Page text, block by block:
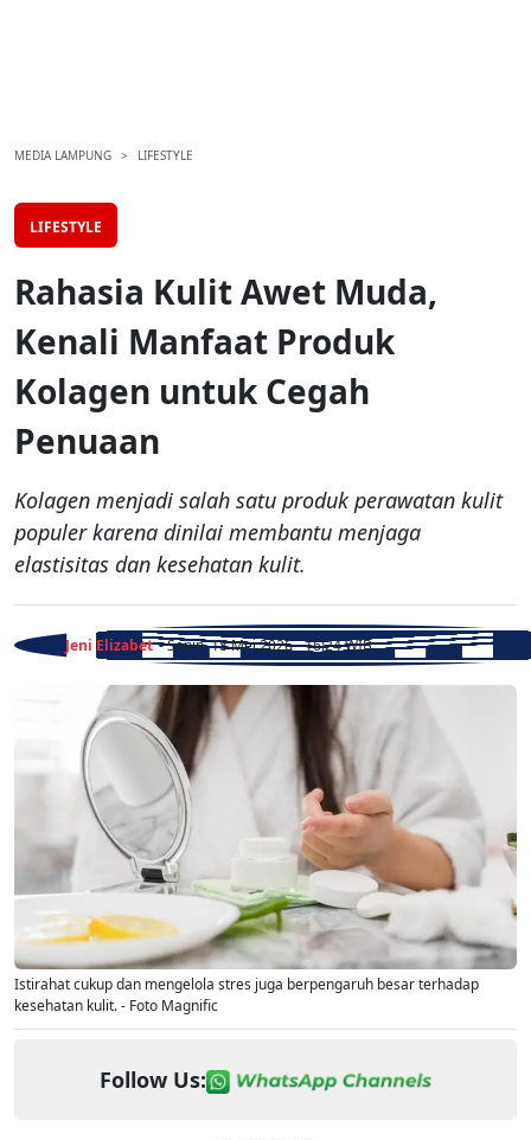
MEDIA LAMPUNG LIFESTYLE
LIFESTYLE
Rahasia Kulit Awet Muda,
Kenali Manfaat Produk
Kolagen untuk Cegah
Penuaan
Kolagen menjadi salah satu produk perawatan kulit
populer karena dinilai membantu menjaga
elastisitas dan kesehatan kulit.
Jeni Elizabet - Senin, 18 Mei 2026 - 16:24 WIB
Istirahat cukup dan mengelola stres juga berpengaruh besar terhadap
kesehatan kulit. - Foto Magnific
Follow Us: